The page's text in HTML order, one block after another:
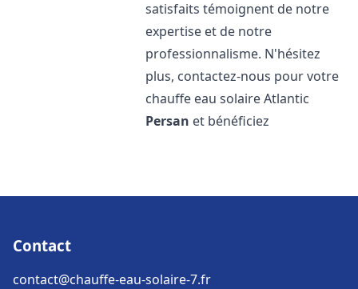
satisfaits témoignent de notre
expertise et de notre
professionnalisme. N'hésitez
plus, contactez-nous pour votre
chauffe eau solaire Atlantic
Persan et bénéficiez
Contact
contact@chauffe-eau-solaire-7.fr